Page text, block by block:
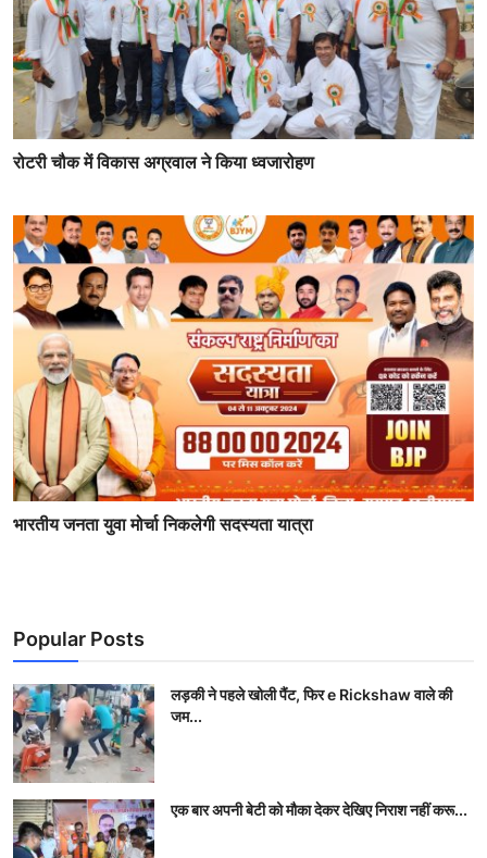
रोटरी चौक में विकास अग्रवाल ने किया ध्वजारोहण
भारतीय जनता युवा मोर्चा निकलेगी सदस्यता यात्रा
Popular Posts
लड़की ने पहले खोली पैंट, फिर e Rickshaw वाले की
जम...
एक बार अपनी बेटी को मौका देकर देखिए निराश नहीं करू...